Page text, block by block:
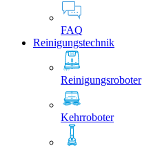
FAQ
Reinigungstechnik
Reinigungsroboter
Kehrroboter